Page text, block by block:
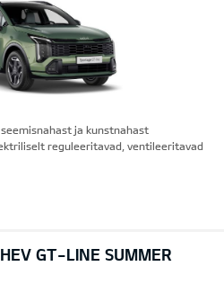
seemisnahast ja kunstnahast
reguleeritavad, ventileeritavad
GT-LINE SUMMER